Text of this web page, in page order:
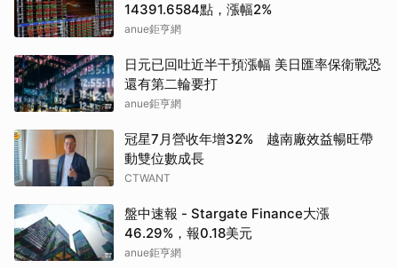
14391.6584點，漲幅2%
anue鉅亨網
日元已回吐近半干預漲幅 美日匯率保衛戰恐
還有第二輪要打
anue鉅亨網
冠星7月營收年增32% 越南廠效益暢旺帶
動雙位數成長
CTWANT
盤中速報 - Stargate Finance大漲
46.29%，報0.18美元
anue鉅亨網